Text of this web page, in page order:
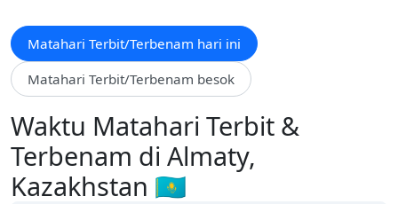
Matahari Terbit/Terbenam hari ini
Matahari Terbit/Terbenam besok
Waktu Matahari Terbit &
Terbenam di Almaty,
Kazakhstan 🇰🇿